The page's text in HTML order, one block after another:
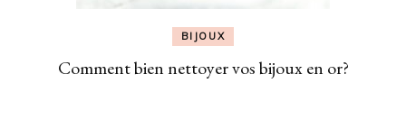
BIJOUX
Comment bien nettoyer vos bijoux en or?